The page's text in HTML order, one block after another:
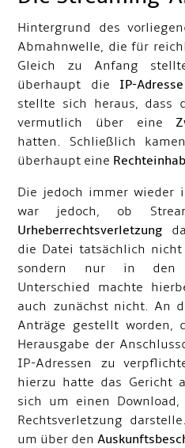
Hintergrund des
Abmahnwelle, die für
Gleich zu Anfang
überhaupt die IP-Adresse
stellte sich heraus, dass
vermutlich über eine
hatten. Schließlich
überhaupt eine
Die jedoch immer wieder
war jedoch, ob
Urheberrechtsverletzung
die Datei tatsächlich
sondern nur in den
Unterschied machte
auch zunächst nicht. An
Anträge gestellt worden,
Herausgabe der
IP-Adressen zu
hierzu hatte das Gericht
sich um einen
Rechtsverletzung
um über den